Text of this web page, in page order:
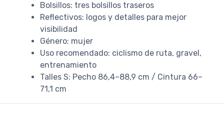
Bolsillos: tres bolsillos traseros
Reflectivos: logos y detalles para mejor
visibilidad
Género: mujer
Uso recomendado: ciclismo de ruta, gravel,
entrenamiento
Talles S: Pecho 86,4–88,9 cm / Cintura 66–
71,1 cm